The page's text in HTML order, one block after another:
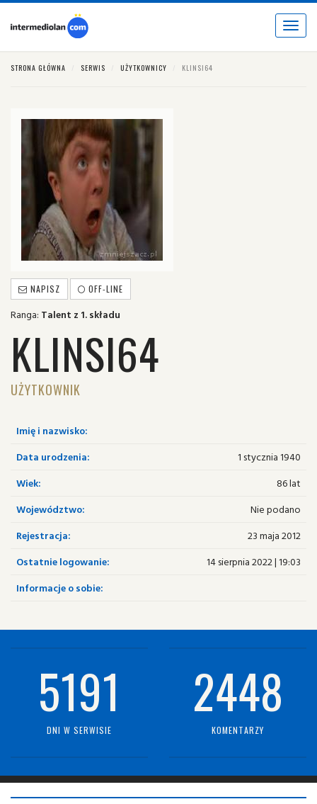
Toggle
STRONA GŁÓWNA SERWIS UŻYTKOWNICY KLINSI64
NAPISZ OFF-LINE
Ranga: Talent z 1. składu
KLINSI64
UŻYTKOWNIK
Imię i nazwisko:
Data urodzenia:
1 stycznia 1940
Wiek:
86 lat
Województwo:
Nie podano
Rejestracja:
23 maja 2012
Ostatnie logowanie:
14 sierpnia 2022 | 19:03
Informacje o sobie:
5191
DNI W SERWISIE
2448
KOMENTARZY